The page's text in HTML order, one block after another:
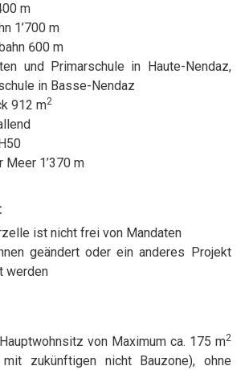
m
1’700 m
600 m
und Primarschule in Haute-Nendaz,
in Basse-Nendaz
912 m2
Meer 1’370 m
ist nicht frei von Mandaten
geändert oder ein anderes Projekt
werden
von Maximum ca. 175 m2
zukünftigen nicht Bauzone), ohne